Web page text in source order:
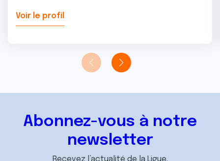
Voir le profil
Abonnez-vous à notre
newsletter
Recevez l’actualité de la Ligue.